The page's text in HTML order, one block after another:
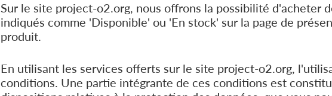
Sur le site project-o2.org, nous offrons la possibilité d'acheter
indiqués comme 'Disponible' ou 'En stock' sur la page de
produit.
En utilisant les services offerts sur le site project-o2.org,
conditions. Une partie intégrante de ces conditions est